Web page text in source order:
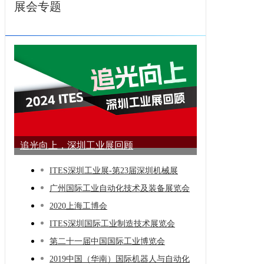
展会专题
追光向上，深圳工业展回顾
ITES深圳工业展-第23届深圳机械展
广州国际工业自动化技术及装备展览会
2020上海工博会
ITES深圳国际工业制造技术展览会
第二十一届中国国际工业博览会
2019中国（华南）国际机器人与自动化